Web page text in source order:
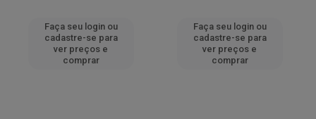
Faça seu login ou
cadastre-se para
ver preços e
comprar
Faça seu login ou
cadastre-se para
ver preços e
comprar